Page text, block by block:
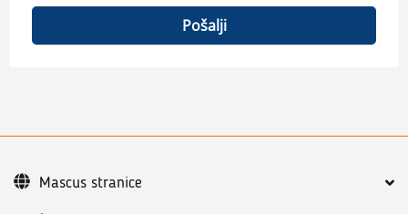
Pošalji
Mascus stranice